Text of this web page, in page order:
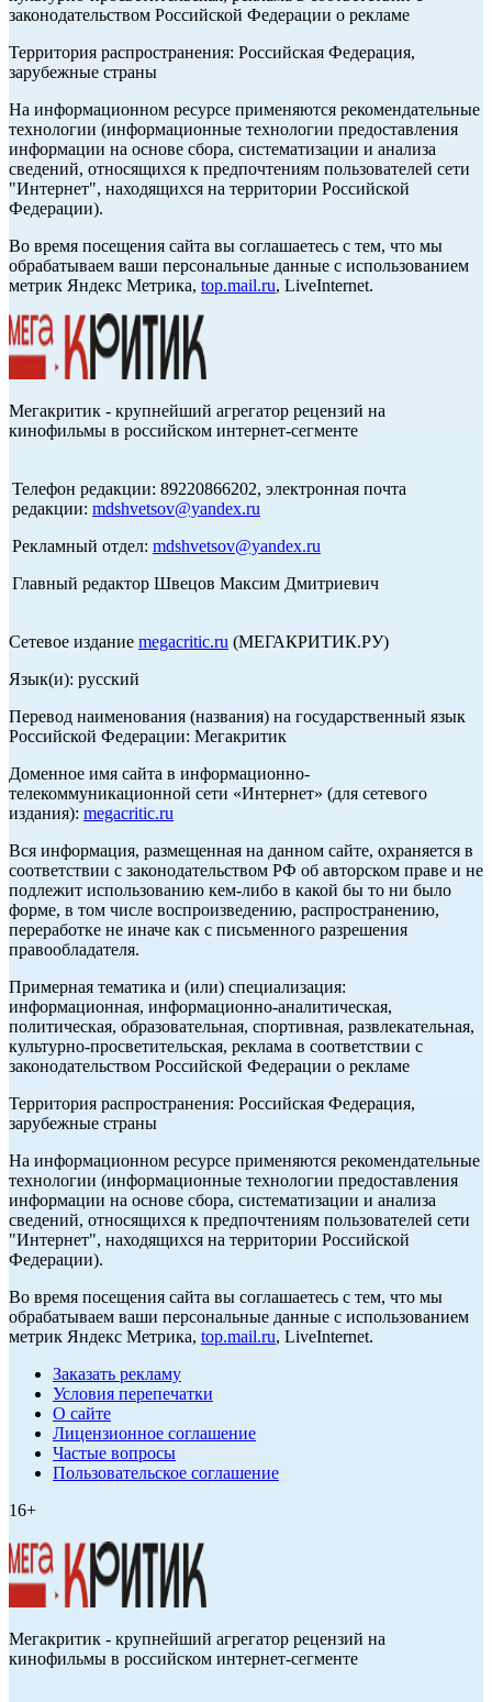
законодательством Российской Федерации о рекламе
Территория распространения: Российская Федерация,
зарубежные страны
На информационном ресурсе применяются рекомендательные
технологии (информационные технологии предоставления
информации на основе сбора, систематизации и анализа
сведений, относящихся к предпочтениям пользователей сети
"Интернет", находящихся на территории Российской
Федерации).
Во время посещения сайта вы соглашаетесь с тем, что мы
обрабатываем ваши персональные данные с использованием
метрик Яндекс Метрика, top.mail.ru, LiveInternet.
Мегакритик - крупнейший агрегатор рецензий на
кинофильмы в российском интернет-сегменте
Телефон редакции: 89220866202, электронная почта
редакции: mdshvetsov@yandex.ru
Рекламный отдел: mdshvetsov@yandex.ru
Главный редактор Швецов Максим Дмитриевич
Сетевое издание megacritic.ru (МЕГАКРИТИК.РУ)
Язык(и): русский
Перевод наименования (названия) на государственный язык
Российской Федерации: Мегакритик
Доменное имя сайта в информационно-
телекоммуникационной сети «Интернет» (для сетевого
издания): megacritic.ru
Вся информация, размещенная на данном сайте, охраняется в
соответствии с законодательством РФ об авторском праве и не
подлежит использованию кем-либо в какой бы то ни было
форме, в том числе воспроизведению, распространению,
переработке не иначе как с письменного разрешения
правообладателя.
Примерная тематика и (или) специализация:
информационная, информационно-аналитическая,
политическая, образовательная, спортивная, развлекательная,
культурно-просветительская, реклама в соответствии с
законодательством Российской Федерации о рекламе
Территория распространения: Российская Федерация,
зарубежные страны
На информационном ресурсе применяются рекомендательные
технологии (информационные технологии предоставления
информации на основе сбора, систематизации и анализа
сведений, относящихся к предпочтениям пользователей сети
"Интернет", находящихся на территории Российской
Федерации).
Во время посещения сайта вы соглашаетесь с тем, что мы
обрабатываем ваши персональные данные с использованием
метрик Яндекс Метрика, top.mail.ru, LiveInternet.
Заказать рекламу
Условия перепечатки
О сайте
Лицензионное соглашение
Частые вопросы
Пользовательское соглашение
16+
Мегакритик - крупнейший агрегатор рецензий на
кинофильмы в российском интернет-сегменте